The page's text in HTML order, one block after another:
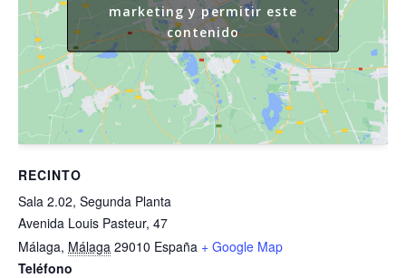
RECINTO
Sala 2.02, Segunda Planta
Avenida Louis Pasteur, 47
Málaga, Málaga 29010 España + Google Map
Teléfono
marketing y permitir este
contenido